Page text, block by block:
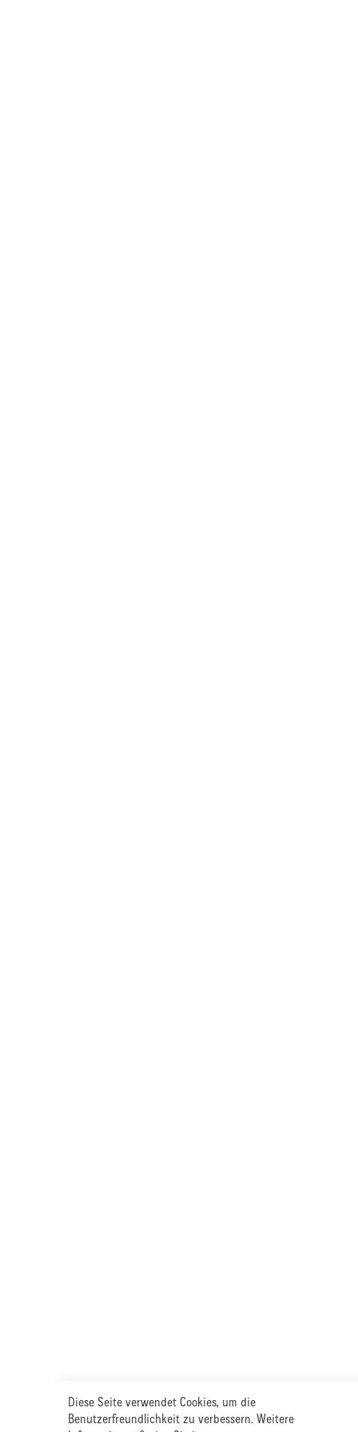
Diese Seite verwendet Cookies, um die
Benutzerfreundlichkeit zu verbessern. Weitere